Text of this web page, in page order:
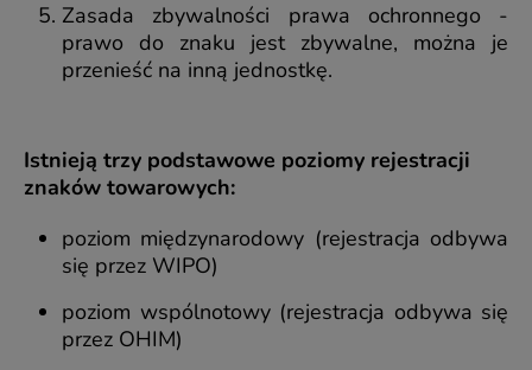
Zasada zbywalności prawa ochronnego -
prawo do znaku jest zbywalne, można je
przenieść na inną jednostkę.
Istnieją trzy podstawowe poziomy rejestracji
znaków towarowych:
poziom międzynarodowy (rejestracja odbywa
się przez WIPO)
poziom wspólnotowy (rejestracja odbywa się
przez OHIM)